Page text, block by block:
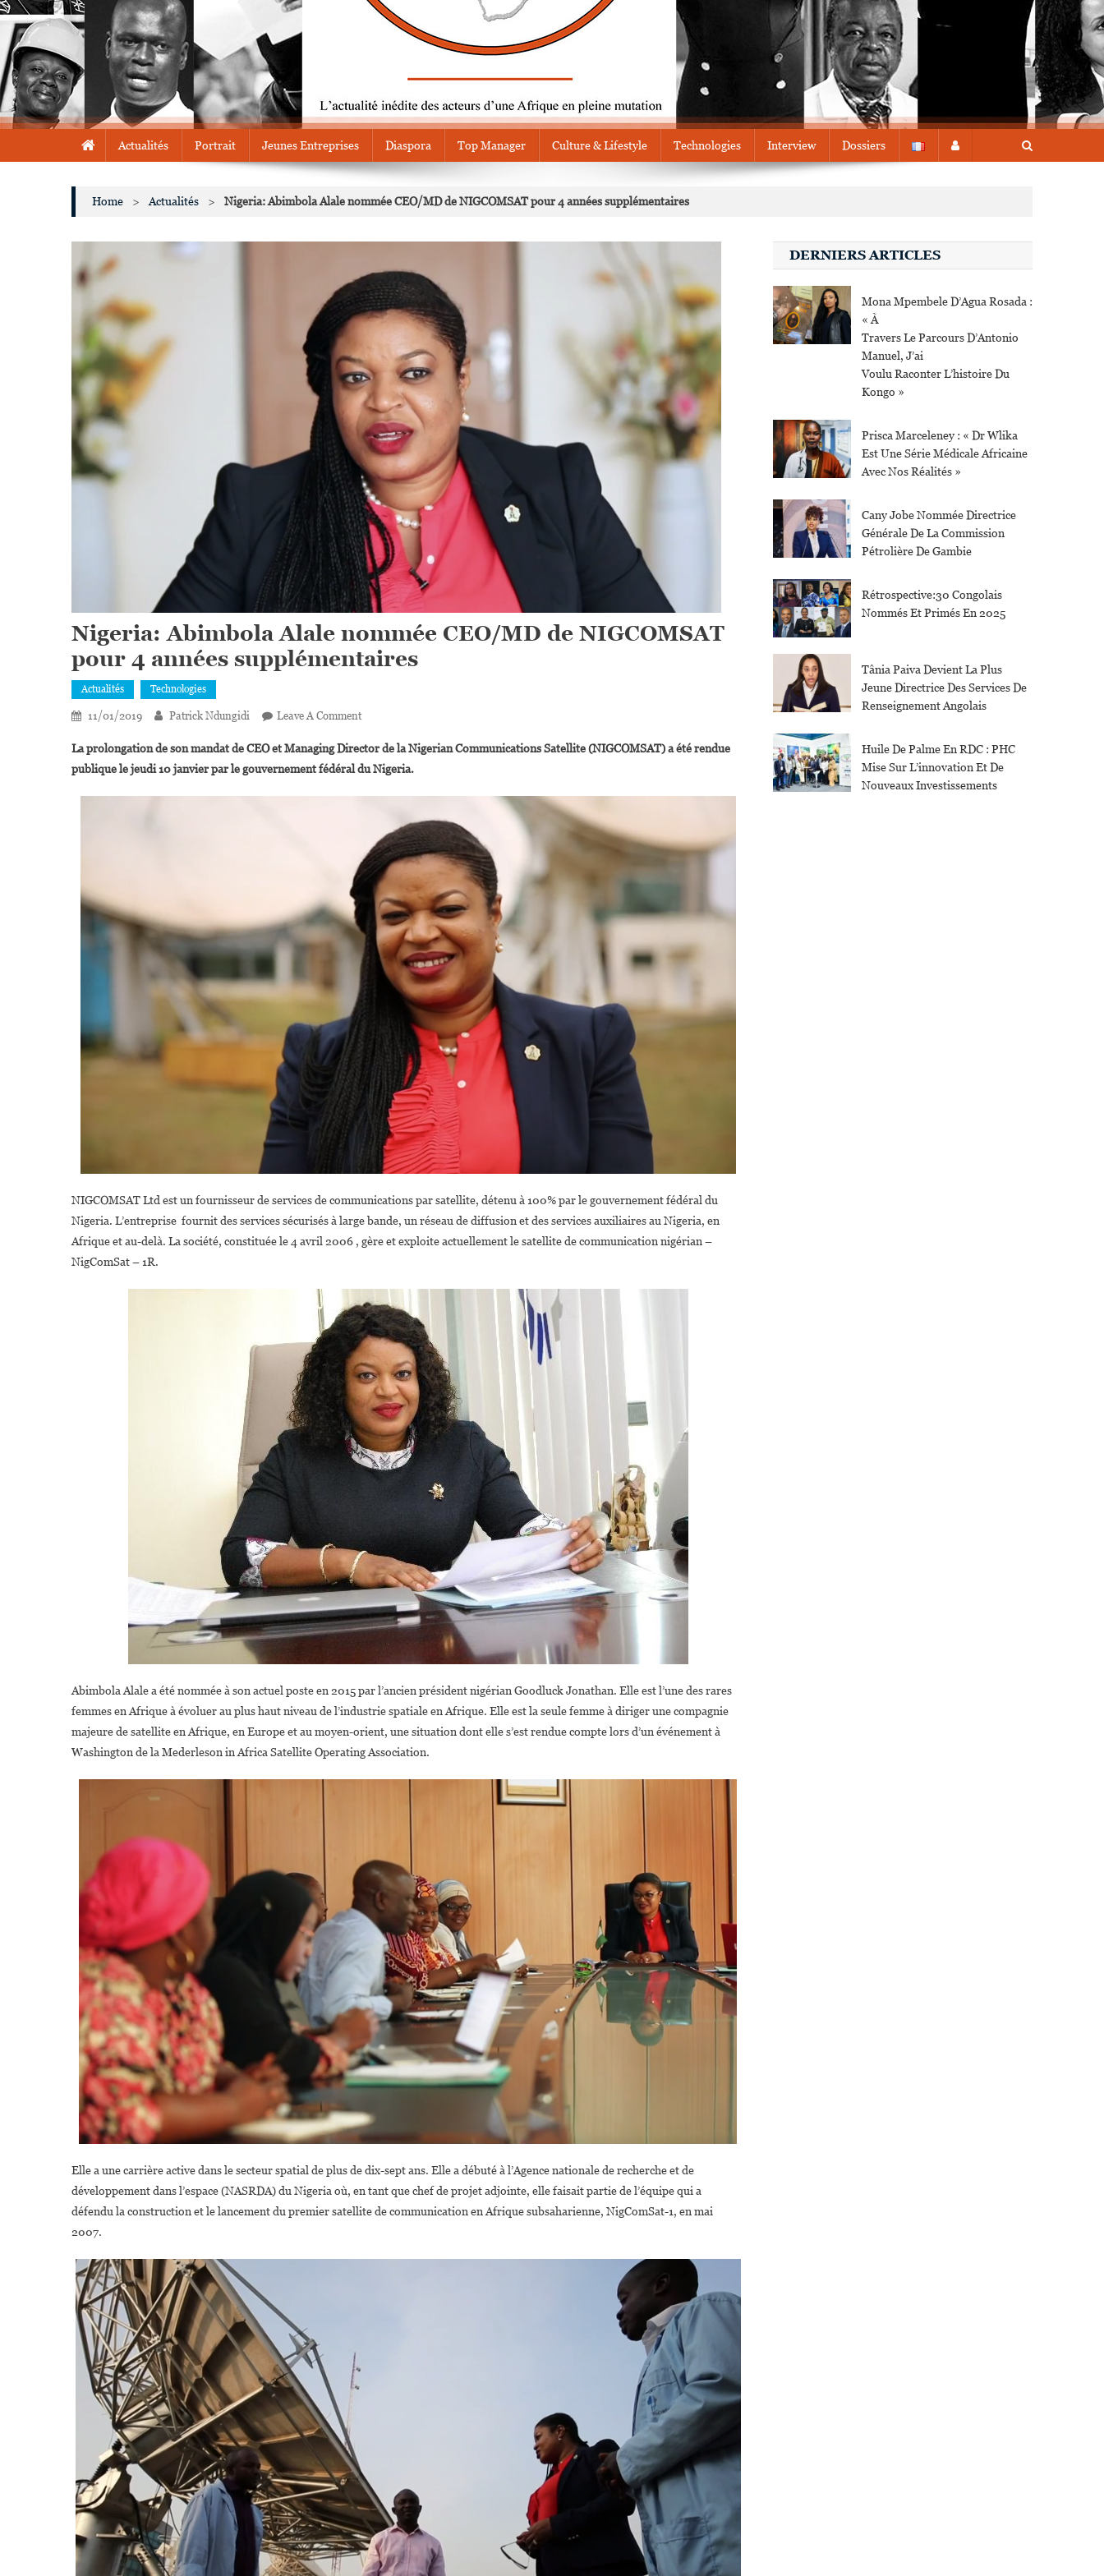
Actualités Portrait Jeunes Entreprises Diaspora Top Manager Culture & Lifestyle Technologies Interview Dossiers
Home > Actualités > Nigeria: Abimbola Alale nommée CEO/MD de NIGCOMSAT pour 4 années supplémentaires
Nigeria: Abimbola Alale nommée CEO/MD de NIGCOMSAT
pour 4 années supplémentaires
Actualités Technologies
11/01/2019 Patrick Ndungidi Leave A CommentOn
Abimbola
Alale
NIGCOMSAT
Pour
Années
Supplémentaires
La prolongation de son mandat de CEO et Managing Director de la Nigerian Communications Satellite (NIGCOMSAT) a été rendue
publique le jeudi 10 janvier par le gouvernement fédéral du Nigeria.
NIGCOMSAT Ltd est un fournisseur de services de communications par satellite, détenu à 100% par le gouvernement fédéral du
Nigeria. L’entreprise fournit des services sécurisés à large bande, un réseau de diffusion et des services auxiliaires au Nigeria, en
Afrique et au-delà. La société, constituée le 4 avril 2006 , gère et exploite actuellement le satellite de communication nigérian –
NigComSat – 1R.
Abimbola Alale a été nommée à son actuel poste en 2015 par l’ancien président nigérian Goodluck Jonathan. Elle est l’une des rares
femmes en Afrique à évoluer au plus haut niveau de l’industrie spatiale en Afrique. Elle est la seule femme à diriger une compagnie
majeure de satellite en Afrique, en Europe et au moyen-orient, une situation dont elle s’est rendue compte lors d’un événement à
Washington de la Mederleson in Africa Satellite Operating Association.
Elle a une carrière active dans le secteur spatial de plus de dix-sept ans. Elle a débuté à l’Agence nationale de recherche et de
développement dans l’espace (NASRDA) du Nigeria où, en tant que chef de projet adjointe, elle faisait partie de l’équipe qui a
défendu la construction et le lancement du premier satellite de communication en Afrique subsaharienne, NigComSat-1, en mai
2007.
DERNIERS ARTICLES
Mona Mpembele D’Agua Rosada :
« À
Travers Le Parcours D’Antonio
Manuel, J’ai
Voulu Raconter L’histoire Du
Kongo »
Prisca Marceleney : « Dr Wlika
Est Une Série Médicale Africaine
Avec Nos Réalités »
Cany Jobe Nommée Directrice
Générale De La Commission
Pétrolière De Gambie
Rétrospective:30 Congolais
Nommés Et Primés En 2025
Tânia Paiva Devient La Plus
Jeune Directrice Des Services De
Renseignement Angolais
Huile De Palme En RDC : PHC
Mise Sur L’innovation Et De
Nouveaux Investissements